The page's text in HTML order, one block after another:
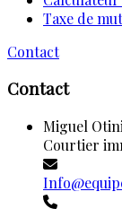
Taxe de
Contact
Contact
Miguel
Courtier